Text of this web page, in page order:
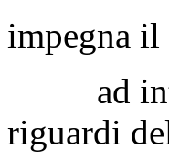
impegna il
ad
riguardi